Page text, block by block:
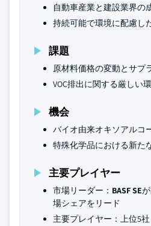
自動車産業と建設業界の
持続可能で環境に配慮し
課題
原材料価格の変動とサプ
VOC排出に関する厳しい
機会
バイオ由来オキソアルコ
特殊化学品における新た
主要プレイヤー
市場リーダー： BASF SE
場シェアをリード
主要プレイヤー：上位5社